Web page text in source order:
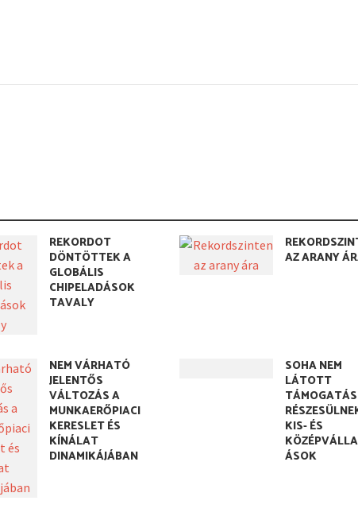
REKORDOT
DÖNTÖTTEK A
GLOBÁLIS
CHIPELADÁSOK
TAVALY
AZ ARANY
NEM VÁRHATÓ
JELENTŐS
VÁLTOZÁS A
MUNKAERŐPIACI
KERESLET ÉS
KÍNÁLAT
DINAMIKÁJÁBAN
SOHA NEM
LÁTOTT
KIS- ÉS
ÁSOK